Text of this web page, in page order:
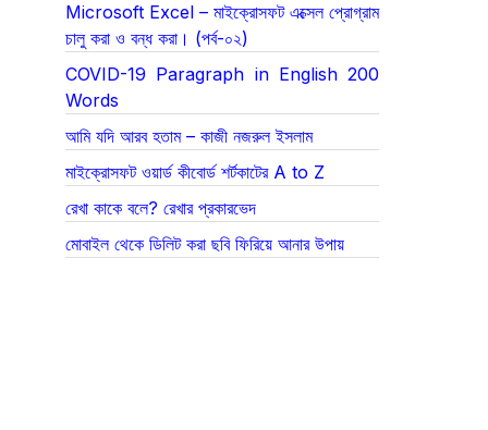
Microsoft Excel – মাইক্রোসফট এক্সেল প্রোগ্রাম
চালু করা ও বন্ধ করা। (পর্ব-০২)
COVID-19 Paragraph in English 200
Words
আমি যদি আরব হতাম – কাজী নজরুল ইসলাম
মাইক্রোসফট ওয়ার্ড কীবোর্ড শর্টকাটের A to Z
রেখা কাকে বলে? রেখার প্রকারভেদ
মোবাইল থেকে ডিলিট করা ছবি ফিরিয়ে আনার উপায়